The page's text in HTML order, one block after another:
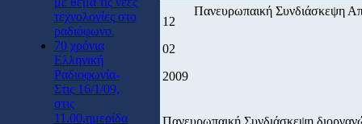
τεχνολογίες στο
ραδιόφωνο.
70 χρόνια
Ελληνική
Ραδιοφωνία-
Στις 16/1/09,
στις
11.00,ημερίδα
12
02
2009
Πανευρωπαική Συνδιάσκεψη
Πανευρωπαική Συνδιάσκεψη